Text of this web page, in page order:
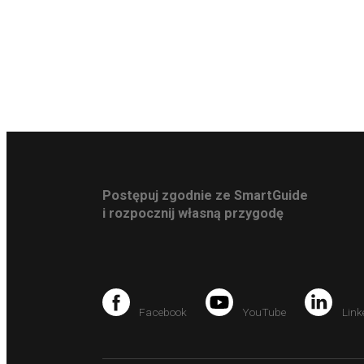
Postępuj zgodnie ze SmartGuide
i rozpocznij własną przygodę
Facebook YouTube